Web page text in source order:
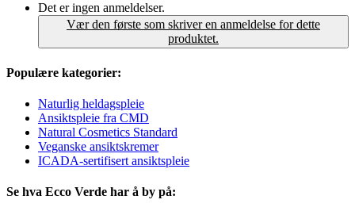
Det er ingen anmeldelser.
Vær den første som skriver en anmeldelse for dette
produktet.
Populære kategorier:
Naturlig heldagspleie
Ansiktspleie fra CMD
Natural Cosmetics Standard
Veganske ansiktskremer
ICADA-sertifisert ansiktspleie
Se hva Ecco Verde har å by på: